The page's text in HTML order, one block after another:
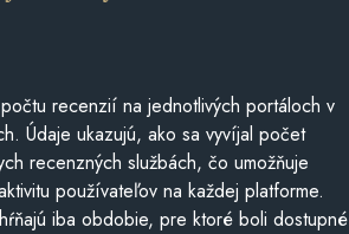
recenzií na jednotlivých portáloch v
Údaje ukazujú, ako sa vyvíjal počet
recenzných službách, čo umožňuje
používateľov na každej platforme.
iba obdobie, pre ktoré boli dostupné